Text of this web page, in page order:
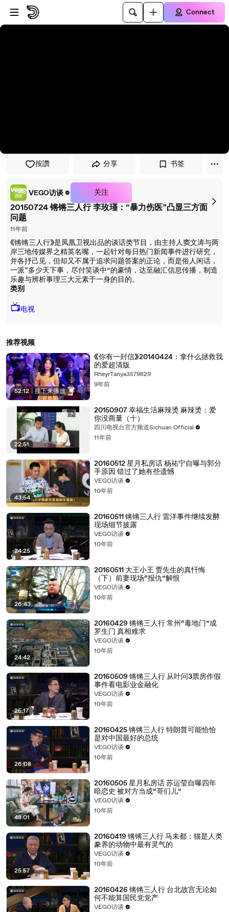
Skip to player
Skip to main content
Connect
按讚 分享 书签
VEGO访谈 关注
20150724 锵锵三人行 李玫瑾：“暴力伤医”凸显三方面
问题
11年前
《锵锵三人行》是凤凰卫视出品的谈话类节目，由主持人窦文涛与两
岸三地传媒界之精英名嘴，一起针对每日热门新闻事件进行研究，
并各抒己见，但却又不属于追求问题答案的正论，而是俗人闲话，
一派“多少天下事，尽付笑谈中”的豪情，达至融汇信息传播，制造
乐趣与辨析事理三大元素于一身的目的。
类别
📺电视
推荐视频
52:12 接下来播放
《你有一封信》20140424：拿什么拯救我
的爱超清版
RheyrTanya3579829
9年前
22:51
20150907 幸福生活麻辣烫 麻辣烫：爱
你没商量（十）
四川电视台官方频道Sichuan Official
11年前
43:54
20160512 星月私房话 杨祐宁自曝与郭分
手原因 错过了她有些遗憾
VEGO访谈
10年前
24:25
20160511 锵锵三人行 雷洋事件继续发酵
现场细节披露
VEGO访谈
10年前
26:43
20160511 大王小王 贾先生的真忏悔
（下）前妻现场“报仇”解恨
VEGO访谈
10年前
24:42
20160429 锵锵三人行 常州“毒地门”成
罗生门 真相难求
VEGO访谈
10年前
25:17
20160509 锵锵三人行 从叶问3票房作假
事件看电影业金融化
VEGO访谈
10年前
26:08
20160425 锵锵三人行 特朗普可能恰恰
是对中国最好的总统
VEGO访谈
10年前
48:01
20160505 星月私房话 苏运莹自曝四年
暗恋史 被对方当成“哥们儿”
VEGO访谈
10年前
25:57
20160419 锵锵三人行 马未都：猫是人类
豢养的动物中最有灵气的
VEGO访谈
10年前
20160426 锵锵三人行 台北故宫无论如
何不能算国民党党产
VEGO访谈